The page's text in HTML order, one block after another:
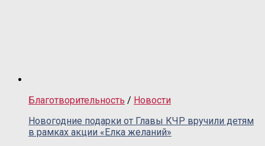
Благотворительность / Новости
Новогодние подарки от Главы КЧР вручили детям
в рамках акции «Елка желаний»